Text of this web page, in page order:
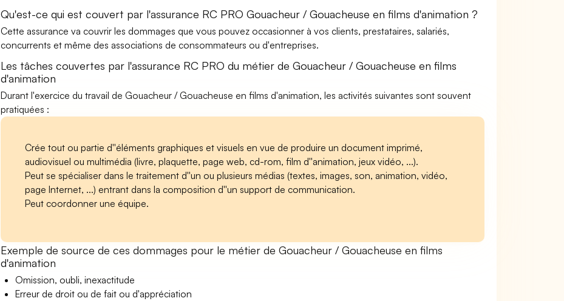
Qu'est-ce qui est couvert par l'assurance RC PRO Gouacheur / Gouacheuse en films d'animation ?
Cette assurance va couvrir les dommages que vous pouvez occasionner à vos clients, prestataires, salariés,
concurrents et même des associations de consommateurs ou d'entreprises.
Les tâches couvertes par l'assurance RC PRO du métier de Gouacheur / Gouacheuse en films
d'animation
Durant l'exercice du travail de Gouacheur / Gouacheuse en films d'animation, les activités suivantes sont souvent
pratiquées :
Crée tout ou partie d''éléments graphiques et visuels en vue de produire un document imprimé,
audiovisuel ou multimédia (livre, plaquette, page web, cd-rom, film d''animation, jeux vidéo, ...).
Peut se spécialiser dans le traitement d''un ou plusieurs médias (textes, images, son, animation, vidéo,
page Internet, ...) entrant dans la composition d''un support de communication.
Peut coordonner une équipe.
Exemple de source de ces dommages pour le métier de Gouacheur / Gouacheuse en films
d'animation
Omission, oubli, inexactitude
Erreur de droit ou de fait ou d'appréciation